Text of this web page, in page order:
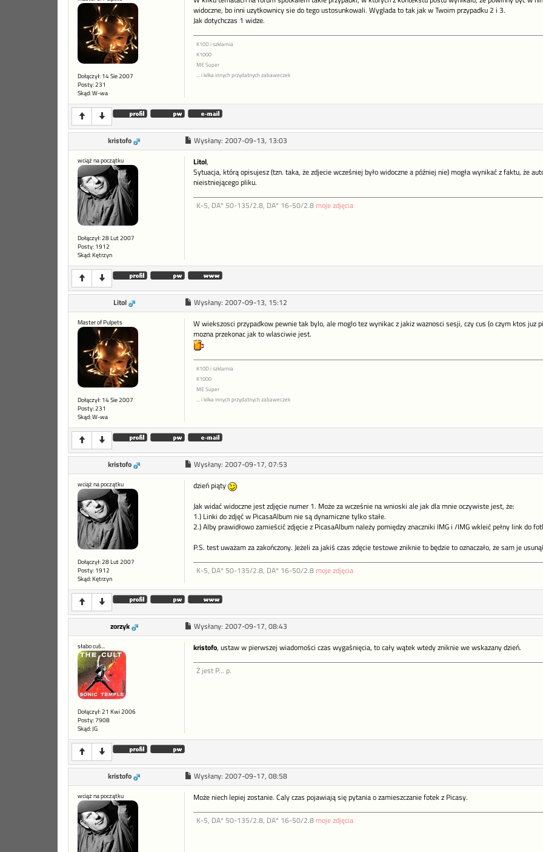
Dołączył: 14 Sie 2007
Posty: 231
Skąd: W-wa
widoczne, bo inni uzytkownicy sie do tego ustosunkowali. Wyglada to tak jak w Twoim przypadku 2 i 3.
Jak dotychczas 1 widze.
K10D i szklarnia
K1000
ME Super
... i kilka innych przydatnych zabaweczek
kristofo Wysłany: 2007-09-13, 13:03
wciąż na początku
Dołączył: 28 Lut 2007
Posty: 1912
Skąd: Kętrzyn
Litol,
Sytuacja, którą opisujesz (tzn. taka, że zdjecie wcześniej było widoczne a później nie) mogła wynikać z faktu, że
nieistniejącego pliku.
K-5, DA* 50-135/2.8, DA* 16-50/2.8 moje zdjęcia
Litol Wysłany: 2007-09-13, 15:12
Master of Pulpets
Dołączył: 14 Sie 2007
Posty: 231
Skąd: W-wa
W wiekszosci przypadkow pewnie tak bylo, ale moglo tez wynikac z jakiz waznosci sesji, czy cus (o czym ktos juz
mozna przekonac jak to wlasciwie jest.
K10D i szklarnia
K1000
ME Super
... i kilka innych przydatnych zabaweczek
kristofo Wysłany: 2007-09-17, 07:53
wciąż na początku
Dołączył: 28 Lut 2007
Posty: 1912
Skąd: Kętrzyn
dzień piąty
Jak widać widoczne jest zdjęcie numer 1. Może za wcześnie na wnioski ale jak dla mnie oczywiste jest, że:
1.) Linki do zdjęć w PicasaAlbum nie są dynamiczne tylko stałe.
2.) Alby prawidłowo zamieścić zdjęcie z PicasaAlbum należy pomiędzy znaczniki IMG i /IMG wkleić pełny link do
P.S. test uważam za zakończony. Jeżeli za jakiś czas zdęcie testowe zniknie to będzie to oznaczało, że sam je
K-5, DA* 50-135/2.8, DA* 16-50/2.8 moje zdjęcia
zorzyk Wysłany: 2007-09-17, 08:43
słabo cuś...
Dołączył: 21 Kwi 2006
Posty: 7908
Skąd: JG
kristofo, ustaw w pierwszej wiadomości czas wygaśnięcia, to cały wątek wtedy zniknie we wskazany dzień.
Ż jest P... p.
kristofo Wysłany: 2007-09-17, 08:58
wciąż na początku Może niech lepiej zostanie. Caly czas pojawiają się pytania o zamieszczanie fotek z Picasy.
K-5, DA* 50-135/2.8, DA* 16-50/2.8 moje zdjęcia